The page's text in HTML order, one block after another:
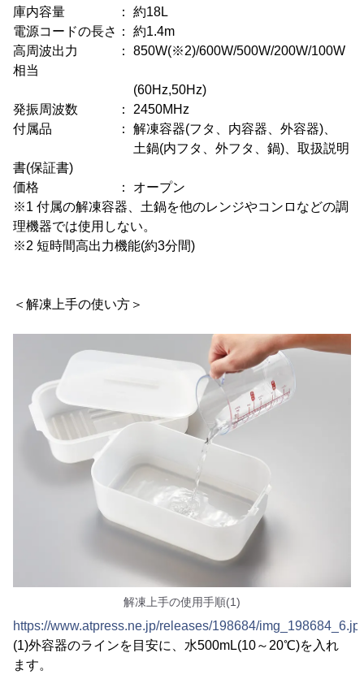
庫内容量 ： 約18L
電源コードの長さ： 約1.4m
高周波出力 ： 850W(※2)/600W/500W/200W/100W
相当
(60Hz,50Hz)
発振周波数 ： 2450MHz
付属品 ： 解凍容器(フタ、内容器、外容器)、
土鍋(内フタ、外フタ、鍋)、取扱説明
書(保証書)
価格 ： オープン
※1 付属の解凍容器、土鍋を他のレンジやコンロなどの調
理機器では使用しない。
※2 短時間高出力機能(約3分間)
＜解凍上手の使い方＞
解凍上手の使用手順(1)
https://www.atpress.ne.jp/releases/198684/
(1)外容器のラインを目安に、水500mL(10～20℃)を入れ
ます。